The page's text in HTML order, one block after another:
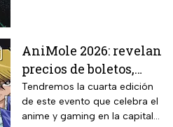
AniMole 2026: revelan
precios de boletos,
fechas y actividades
confirmadas
Tendremos la cuarta edición
de este evento que celebra el
anime y gaming en la capital